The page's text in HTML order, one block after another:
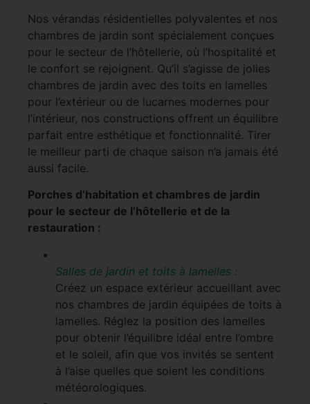
Nos vérandas résidentielles polyvalentes et nos
chambres de jardin sont spécialement conçues
pour le secteur de l’hôtellerie, où l’hospitalité et
le confort se rejoignent. Qu’il s’agisse de jolies
chambres de jardin avec des toits en lamelles
pour l’extérieur ou de lucarnes modernes pour
l’intérieur, nos constructions offrent un équilibre
parfait entre esthétique et fonctionnalité. Tirer
le meilleur parti de chaque saison n’a jamais été
aussi facile.
Porches d’habitation et chambres de jardin
pour le secteur de l’hôtellerie et de la
restauration :
Salles de jardin et toits à lamelles :
Créez un espace extérieur accueillant avec
nos chambres de jardin équipées de toits à
lamelles. Réglez la position des lamelles
pour obtenir l’équilibre idéal entre l’ombre
et le soleil, afin que vos invités se sentent
à l’aise quelles que soient les conditions
météorologiques.